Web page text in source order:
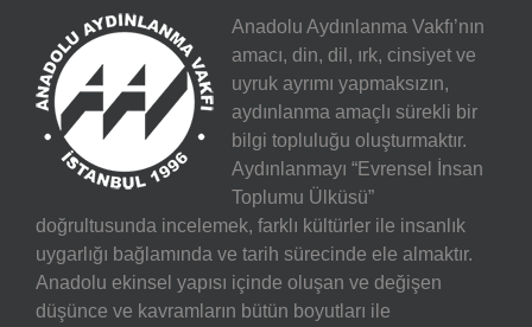
Anadolu Aydınlanma Vakfı’nın
amacı, din, dil, ırk, cinsiyet ve
uyruk ayrımı yapmaksızın,
aydınlanma amaçlı sürekli bir
bilgi topluluğu oluşturmaktır.
Aydınlanmayı “Evrensel İnsan
Toplumu Ülküsü”
doğrultusunda incelemek, farklı kültürler ile insanlık
uygarlığı bağlamında ve tarih sürecinde ele almaktır.
Anadolu ekinsel yapısı içinde oluşan ve değişen
düşünce ve kavramların bütün boyutları ile